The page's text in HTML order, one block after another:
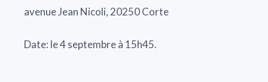
avenue Jean Nicoli, 20250 Corte
Date: le 4 septembre à 15h45.